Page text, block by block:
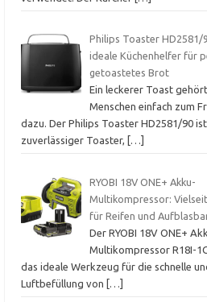
Philips Toaster HD2581/
ideale Küchenhelfer für
getoastetes Brot
Ein leckerer Toast
Menschen einfach zum
dazu. Der Philips Toaster HD2581/90
zuverlässiger Toaster,
[…]
RYOBI 18V ONE+ Akku-
Multikompressor:
für Reifen und
Der RYOBI 18V ONE+
Multikompressor R18I-
das ideale Werkzeug für die schnelle
Luftbefüllung von
[…]